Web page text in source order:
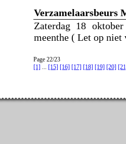
Verzamelaarsbeurs
Zaterdag 18
meenthe ( Let op niet
Page 22/23
[1]
[15] [16] [17] [18] [19] [20]